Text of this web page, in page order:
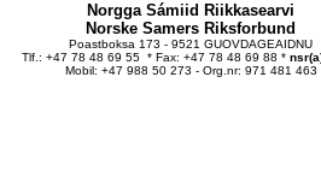
Norgga Sámiid Riikkasearvi
Norske Samers Riksforbund
Poastboksa 173 - 9521 GUOVDAGEAIDNU
Tlf.: +47 78 48 69 55 * Fax: +47 78 48 69 88 *
Mobil: +47 988 50 273 - Org.nr: 971 481 463